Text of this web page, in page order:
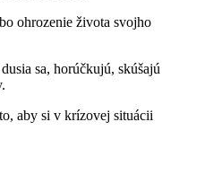
ohrozenie života svojho
sa, horúčkujú, skúšajú
aby si v krízovej situácii